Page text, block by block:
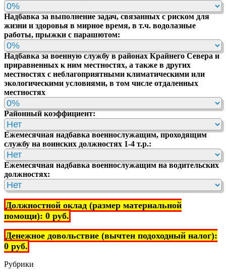
Надбавка за выполнение задач, связанных с риском для
жизни и здоровья в мирное время, в т.ч. водолазные
работы, прыжки с парашютом:
Надбавка за военную службу в районах Крайнего Севера и
приравненных к ним местностях, а также в других
местностях с неблагоприятными климатическими или
экологическими условиями, в том числе отдаленных
местностях
Районный коэффициент:
Ежемесячная надбавка военнослужащим, проходящим
службу на воинских должностях 1-4 т.р.:
Ежемесячная надбавка военнослужащим на водительских
должностях:
Должностной оклад (размер материальной
помощи): 0 руб.
Денежное довольствие (вычтен подоходный налог):
0 руб.
Рубрики